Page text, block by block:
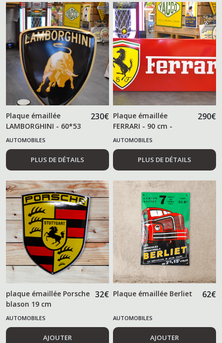
Plaque émaillée
LAMBORGHINI - 60*53
cm -
230€
AUTOMOBILES
PLUS DE DÉTAILS
Plaque émaillée
FERRARI - 90 cm -
290€
AUTOMOBILES
PLUS DE DÉTAILS
plaque émaillée Porsche
blason 19 cm
32€
AUTOMOBILES
AJOUTER
Plaque émaillée Berliet 62€
AUTOMOBILES
AJOUTER